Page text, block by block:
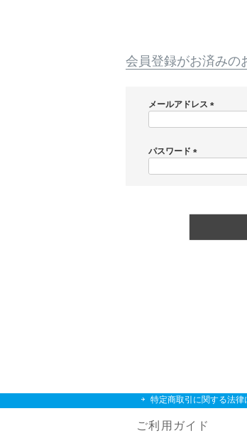
会員登録がお済みの
メールアドレス
)
パスワード
特定商取引に関する法律
ご利用ガイド